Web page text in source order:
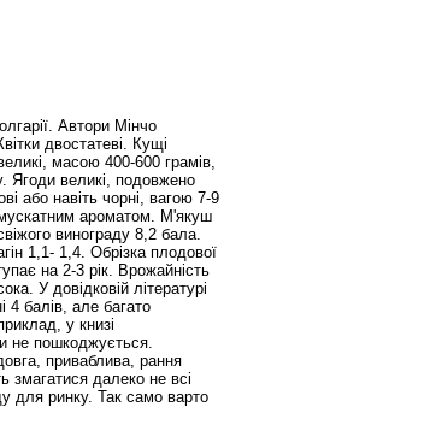
Автори Мінчо
двостатеві. Кущі
масою 400-600 грамів,
Ягоди великі, подовжено
або навіть чорні, вагою 7-9
ароматом. М'якуш
винограду 8,2 бала.
1,1- 1,4. Обрізка плодової
на 2-3 рік. Врожайність
У довідковій літературі
4 балів, але багато
у книзі
не пошкоджується.
приваблива, рання
змагатися далеко не всі
для ринку. Так само варто